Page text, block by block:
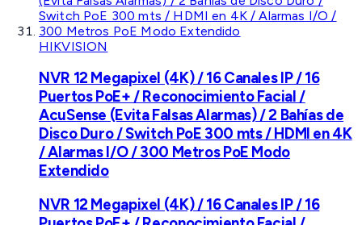
HIKVISION
NVR 12 Megapixel (4K) / 16 Canales IP / 16
Puertos PoE+ / Reconocimiento Facial /
AcuSense (Evita Falsas Alarmas) / 2 Bahías de
Disco Duro / Switch PoE 300 mts / HDMI en 4K
/ Alarmas I/O / 300 Metros PoE Modo
Extendido
NVR 12 Megapixel (4K) / 16 Canales IP / 16